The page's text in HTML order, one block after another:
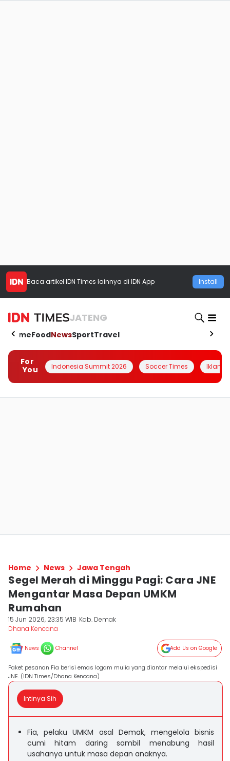
Baca artikel IDN Times lainnya di IDN App Install
JATENG
HomeFoodNewsSportTravel
For
You
Indonesia Summit 2026 Soccer Times Iklanin
Home News Jawa Tengah
Segel Merah di Minggu Pagi: Cara JNE
Mengantar Masa Depan UMKM
Rumahan
15 Jun 2026, 23:35 WIB Kab. Demak
Dhana Kencana
News Channel Add Us on Google
Paket pesanan Fia berisi emas logam mulia yang diantar melalui ekspedisi
JNE. (IDN Times/Dhana Kencana)
Intinya Sih
Fia, pelaku UMKM asal Demak, mengelola bisnis
cumi hitam daring sambil menabung hasil
usahanya untuk masa depan anaknya.